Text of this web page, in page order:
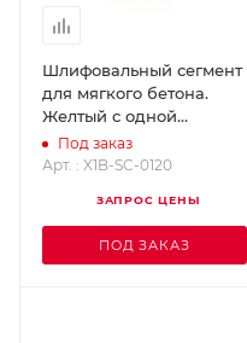
Шлифовальный сегмент
для мягкого бетона.
Желтый с одной
кнопкой - Grit 120
SUPERABRASIVE X1B-SC-
Под заказ
Арт. : X1B-SC-0120
ЗАПРОС ЦЕНЫ
ПОД ЗАКАЗ